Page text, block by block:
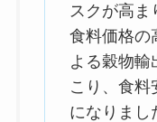
スクが高ま
食料価格の
よる穀物輸
こり、食料
になりまし